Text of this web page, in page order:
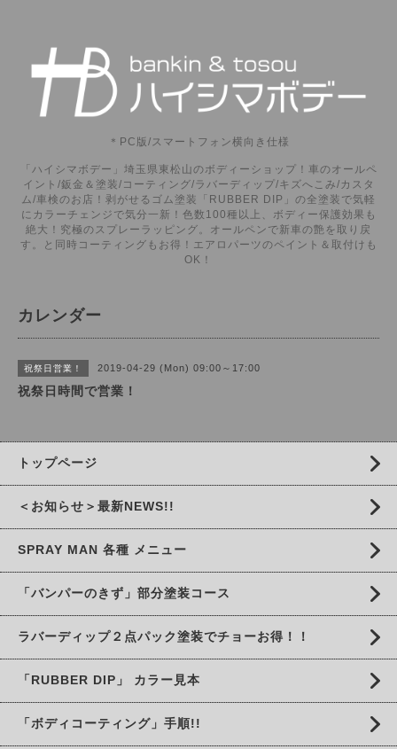
＊PC版/スマートフォン横向き仕様
「ハイシマボデー」埼玉県東松山のボディーショップ！車のオールペ
イント/鈑金＆塗装/コーティング/ラバーディップ/キズへこみ/カスタ
ム/車検のお店！剥がせるゴム塗装「RUBBER DIP」の全塗装で気軽
にカラーチェンジで気分一新！色数100種以上、ボディー保護効果も
絶大！究極のスプレーラッピング。オールペンで新車の艶を取り戻
す。と同時コーティングもお得！エアロパーツのペイント＆取付けも
OK！
カレンダー
祝祭日営業！ 2019-04-29 (Mon) 09:00～17:00
祝祭日時間で営業！
トップページ
＜お知らせ＞最新NEWS!!
SPRAY MAN 各種 メニュー
「バンパーのきず」部分塗装コース
ラバーディップ２点パック塗装でチョーお得！！
「RUBBER DIP」 カラー見本
「ボディコーティング」手順!!